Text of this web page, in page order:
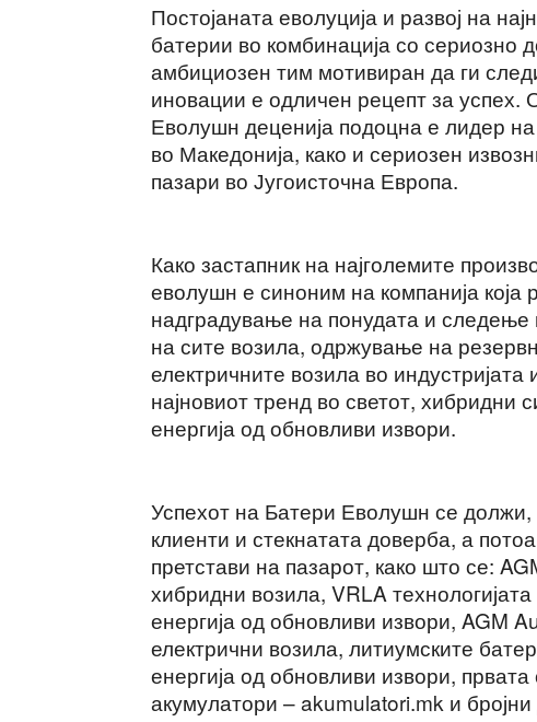
Постојаната еволуција и развој на
батерии во комбинација со сериозно
амбициозен тим мотивиран да ги
иновации е одличен рецепт за успех.
Еволушн деценија подоцна е лидер
во Македонија, како и сериозен
пазари во Југоисточна Европа.
Како застапник на најголемите
еволушн е синоним на компанија која
надградување на понудата и следење
на сите возила, одржување на
електричните возила во
најновиот тренд во светот,
енергија од обновливи извори.
Успехот на Батери Еволушн се должи,
клиенти и стекнатата доверба, а
претстави на пазарот, како што се:
хибридни возила, VRLA
енергија од обновливи извори, AGM
електрични возила, литиумските
енергија од обновливи извори,
акумулатори – akumulatori.mk и